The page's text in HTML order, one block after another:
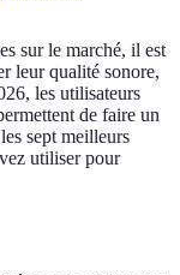
sur le marché, il est
leur qualité sonore,
les utilisateurs
de faire un
sept meilleurs
utiliser pour